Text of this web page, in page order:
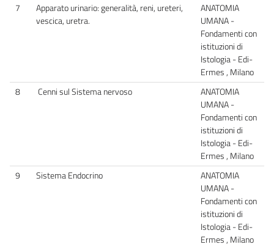
7
Apparato urinario: generalità, reni, ureteri,
vescica, uretra.
ANATOMIA
UMANA -
Fondamenti con
istituzioni di
Istologia - Edi-
Ermes , Milano
8
Cenni sul Sistema nervoso
ANATOMIA
UMANA -
Fondamenti con
istituzioni di
Istologia - Edi-
Ermes , Milano
9
Sistema Endocrino
ANATOMIA
UMANA -
Fondamenti con
istituzioni di
Istologia - Edi-
Ermes , Milano